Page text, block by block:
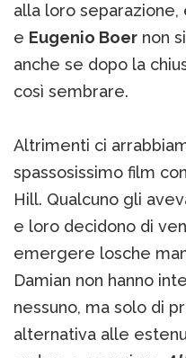
alla loro separazione,
e Eugenio Boer non
anche se dopo la
così sembrare.
Altrimenti ci
spassosissimo film
Hill. Qualcuno gli
e loro decidono di
emergere losche
Damian non hanno
nessuno, ma solo di
alternativa alle